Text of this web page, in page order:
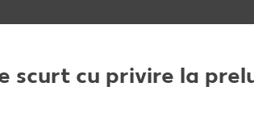
scurt cu privire la